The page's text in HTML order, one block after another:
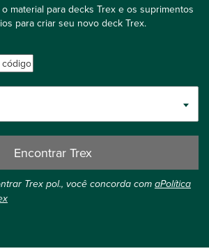
material para decks Trex e os suprimentos
para criar seu novo deck Trex.
Encontrar Trex
Trex pol., você concorda comaPolítica